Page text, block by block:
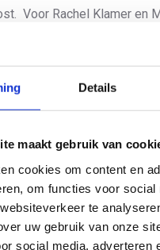
Details
maakt gebruik van
cookies om content en
om functies voor social
te
uw gebruik van onze
social media, adverteren
Voor Rachel Klamer en
na het testevent in Tokio
volgende week, niet in het
starten aankomende
en eredivisiewedstrijd. De
wedstrijd in Veenendaal
Het zwemparcours is
vrijwel helemaal te zien.